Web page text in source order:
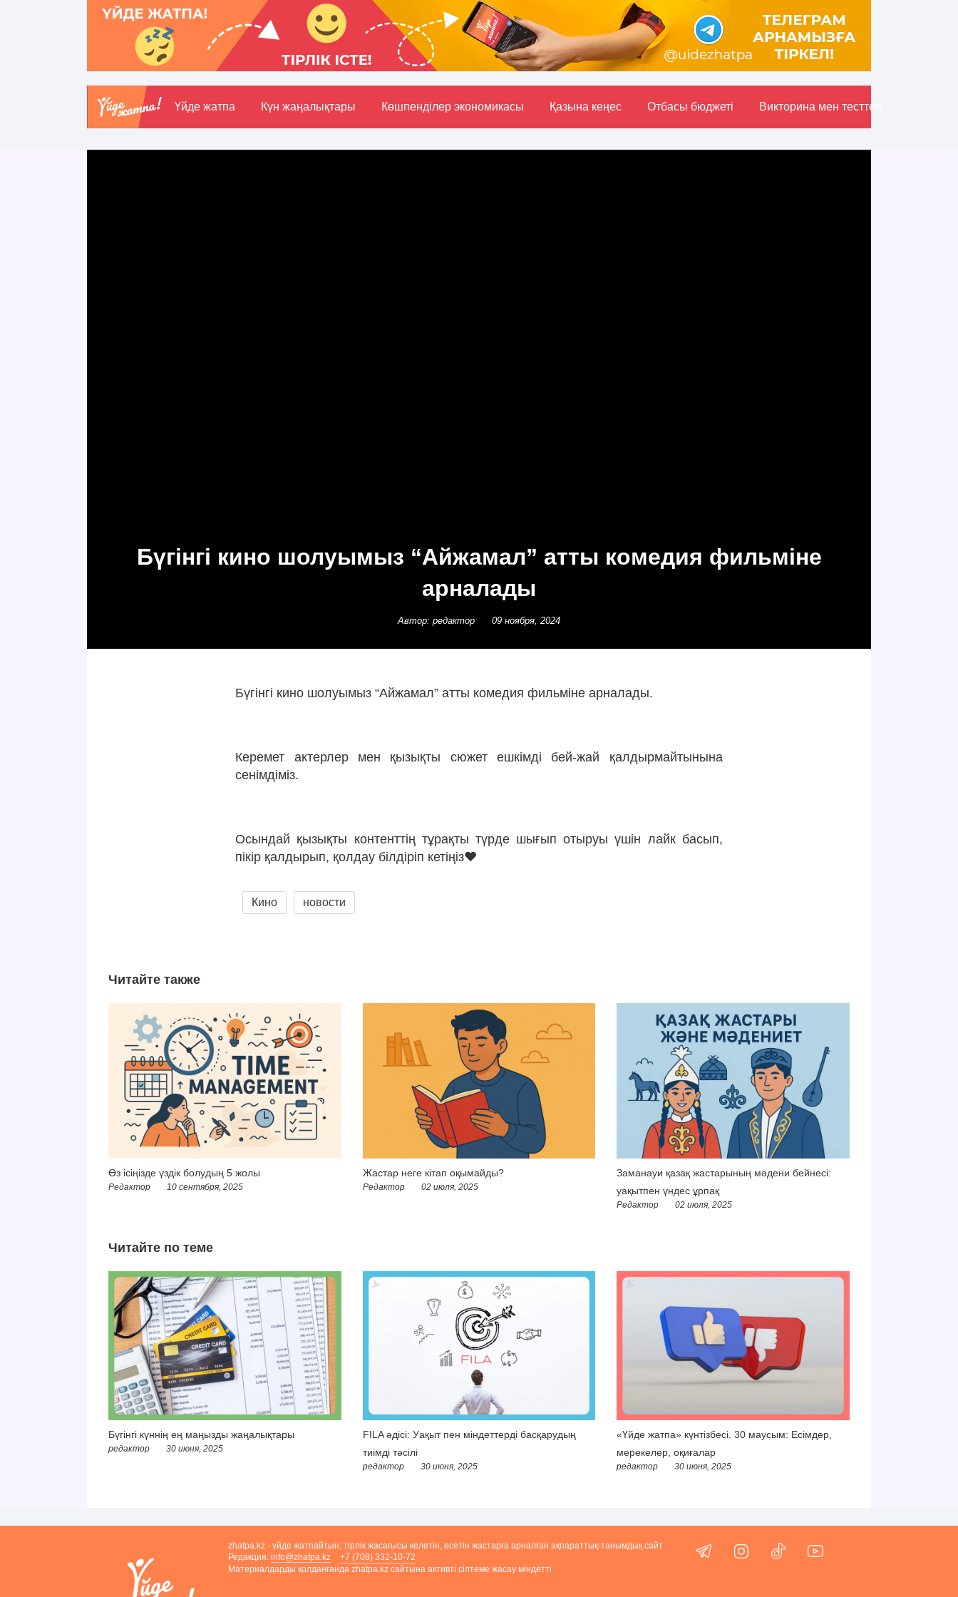
Үйде жатпа Күн жаңалықтары Көшпенділер экономикасы Қазына кеңес Отбасы бюджетi Викторина мен тесттер
Бүгінгі кино шолуымыз “Айжамал” атты комедия фильміне
арналады
Автор: редактор 09 ноября, 2024
Бүгінгі кино шолуымыз “Айжамал” атты комедия фильміне арналады.
Керемет актерлер мен қызықты сюжет ешкімді бей-жай қалдырмайтынына
сенімдіміз.
Осындай қызықты контенттің тұрақты түрде шығып отыруы үшін лайк басып,
пікір қалдырып, қолдау білдіріп кетіңіз❤
Кино новости
Читайте также
Өз ісіңізде үздік болудың 5 жолы
Редактор 10 сентября, 2025
Жастар неге кітап оқымайды?
Редактор 02 июля, 2025
Заманауи қазақ жастарының мәдени бейнесі:
уақытпен үндес ұрпақ
Редактор 02 июля, 2025
Читайте по теме
Бүгінгі күннің ең маңызды жаңалықтары
редактор 30 июня, 2025
FILA әдісі: Уақыт пен міндеттерді басқарудың
тиімді тәсілі
редактор 30 июня, 2025
«Үйде жатпа» күнтізбесі. 30 маусым: Есімдер,
мерекелер, оқиғалар
редактор 30 июня, 2025
zhatpa.kz - үйде жатпайтын, тірлік жасағысы келетін, өсетін жастарға арналған ақпараттық-танымдық сайт
Редакция:info@zhatpa.kz
+7 (708) 332-10-72
Материалдарды қолданғанда zhatpa.kz сайтына активті сілтеме жасау міндетті